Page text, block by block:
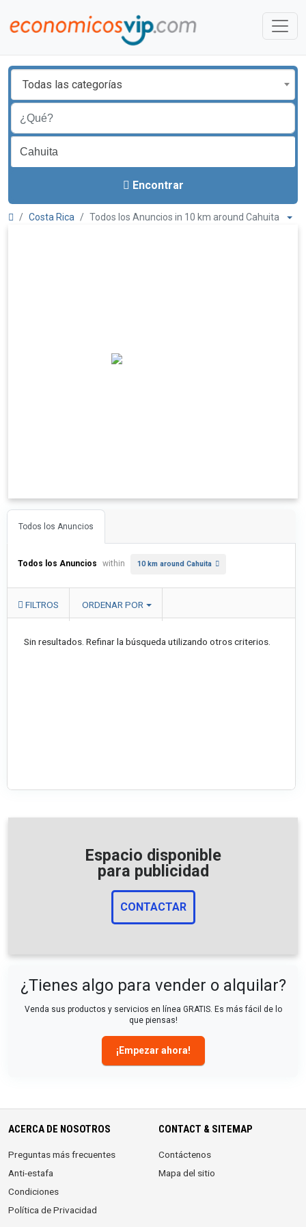
Todas las categorías
Encontrar
Costa Rica Todos los Anuncios in 10 km around Cahuita
Todos los Anuncios
Todos los Anuncios within 10 km around Cahuita
FILTROS ORDENAR POR
Sin resultados. Refinar la búsqueda utilizando otros criterios.
Espacio disponible
para publicidad
CONTACTAR
¿Tienes algo para vender o alquilar?
Venda sus productos y servicios en línea GRATIS. Es más fácil de lo
que piensas!
¡Empezar ahora!
ACERCA DE NOSOTROS
Preguntas más frecuentes
Anti-estafa
Condiciones
Política de Privacidad
CONTACT & SITEMAP
Contáctenos
Mapa del sitio